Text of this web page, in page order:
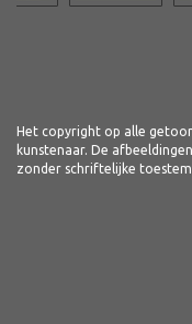
Het copyright op alle
kunstenaar. De
zonder schriftelijke